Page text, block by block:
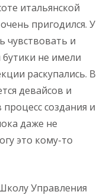
итальянской
пригодился. У
чувствовать и
не имели
раскупались. В
девайсов и
создания и
даже не
это кому-то
Управления